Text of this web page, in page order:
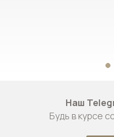
Наш
Будь в курсе